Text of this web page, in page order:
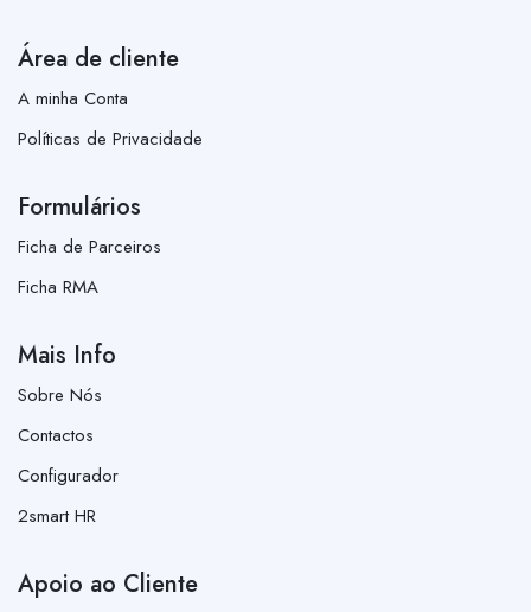
Área de cliente
A minha Conta
Políticas de Privacidade
Formulários
Ficha de Parceiros
Ficha RMA
Mais Info
Sobre Nós
Contactos
Configurador
2smart HR
Apoio ao Cliente